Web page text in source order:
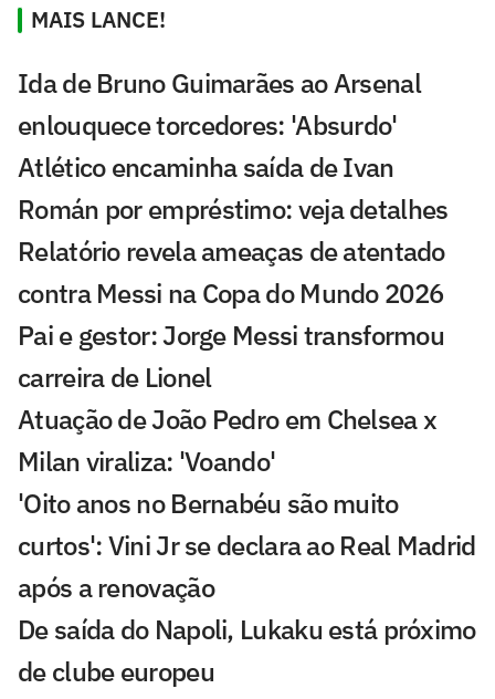
MAIS LANCE!
Ida de Bruno Guimarães ao Arsenal
enlouquece torcedores: 'Absurdo'
Atlético encaminha saída de Ivan
Román por empréstimo: veja detalhes
Relatório revela ameaças de atentado
contra Messi na Copa do Mundo 2026
Pai e gestor: Jorge Messi transformou
carreira de Lionel
Atuação de João Pedro em Chelsea x
Milan viraliza: 'Voando'
'Oito anos no Bernabéu são muito
curtos': Vini Jr se declara ao Real Madrid
após a renovação
De saída do Napoli, Lukaku está próximo
de clube europeu